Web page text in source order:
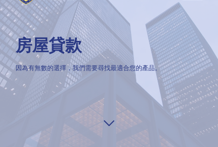
房屋貸款
因為有無數的選擇，我們需要尋找最適合您的產品。